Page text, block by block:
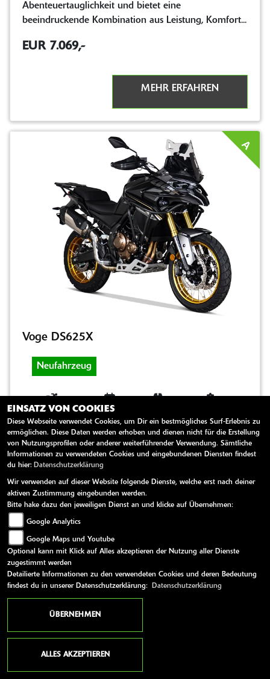
Abenteuertauglichkeit und bietet eine
beeindruckende Kombination aus Leistung, Komfort...
EUR 7.069,-
MEHR ERFAHREN
Voge DS625X
Neufahrzeug
Enduro 2026 - - 581 ccm
47 kW / 64 PS
Die VOGE DS625X vereint moderne Technik mit
Abenteuertauglichkeit und bietet eine
beeindruckende Kombination aus Leistung, Komfort...
EUR 7.069,-
MEHR ERFAHREN
A
EINSATZ VON COOKIES
Diese Webseite verwendet Cookies, um Dir ein bestmögliches Surf-Erlebnis zu
ermöglichen. Diese Daten werden erhoben und dienen nicht für die Erstellung
von Nutzungsprofilen oder anderer weiterführender Verwendung. Sämtliche
Informationen zu verwendeten Cookies und eingebundenen Diensten findest
du hier: Datenschutzerklärung
Wir verwenden auf dieser Website folgende Dienste, welche erst nach deiner
aktiven Zustimmung eingebunden werden.
Bitte hake dazu den jeweiligen Dienst an und klicke auf Übernehmen:
Google Analytics
Google Maps und Youtube
Optional kann mit Klick auf Alles akzeptieren der Nutzung aller Dienste
zugestimmt werden
Detailierte Informationen zu den verwendeten Cookies und deren Bedeutung
findest du in unserer Datenschutzerklärung:
Datenschutzerklärung
ÜBERNEHMEN
ALLES AKZEPTIEREN